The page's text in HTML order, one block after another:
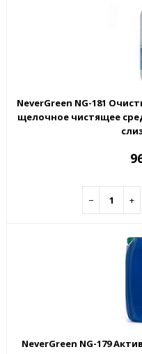
NeverGreen NG-181
щелочное чистящее
− +
NeverGreen NG-179